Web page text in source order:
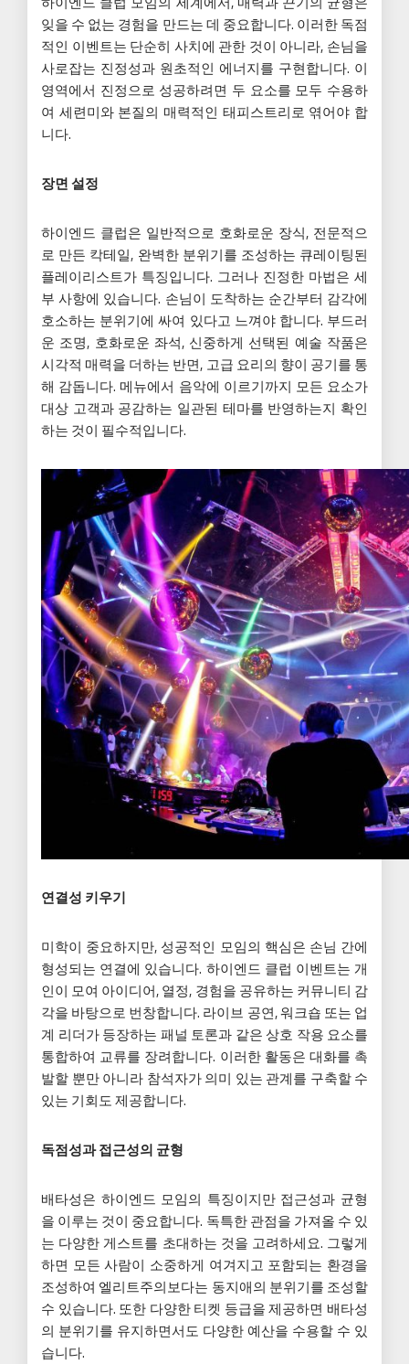
잊을 수 없는 경험을 만드는 데 중요합니다. 이러한 독점
적인 이벤트는 단순히 사치에 관한 것이 아니라, 손님을
사로잡는 진정성과 원초적인 에너지를 구현합니다. 이
영역에서 진정으로 성공하려면 두 요소를 모두 수용하
여 세련미와 본질의 매력적인 태피스트리로 엮어야 합
니다.
장면 설정
하이엔드 클럽은 일반적으로 호화로운 장식, 전문적으
로 만든 칵테일, 완벽한 분위기를 조성하는 큐레이팅된
플레이리스트가 특징입니다. 그러나 진정한 마법은 세
부 사항에 있습니다. 손님이 도착하는 순간부터 감각에
호소하는 분위기에 싸여 있다고 느껴야 합니다. 부드러
운 조명, 호화로운 좌석, 신중하게 선택된 예술 작품은
시각적 매력을 더하는 반면, 고급 요리의 향이 공기를 통
해 감돕니다. 메뉴에서 음악에 이르기까지 모든 요소가
대상 고객과 공감하는 일관된 테마를 반영하는지 확인
하는 것이 필수적입니다.
연결성 키우기
미학이 중요하지만, 성공적인 모임의 핵심은 손님 간에
형성되는 연결에 있습니다. 하이엔드 클럽 이벤트는 개
인이 모여 아이디어, 열정, 경험을 공유하는 커뮤니티 감
각을 바탕으로 번창합니다. 라이브 공연, 워크숍 또는 업
계 리더가 등장하는 패널 토론과 같은 상호 작용 요소를
통합하여 교류를 장려합니다. 이러한 활동은 대화를 촉
발할 뿐만 아니라 참석자가 의미 있는 관계를 구축할 수
있는 기회도 제공합니다.
독점성과 접근성의 균형
배타성은 하이엔드 모임의 특징이지만 접근성과 균형
을 이루는 것이 중요합니다. 독특한 관점을 가져올 수 있
는 다양한 게스트를 초대하는 것을 고려하세요. 그렇게
하면 모든 사람이 소중하게 여겨지고 포함되는 환경을
조성하여 엘리트주의보다는 동지애의 분위기를 조성할
수 있습니다. 또한 다양한 티켓 등급을 제공하면 배타성
의 분위기를 유지하면서도 다양한 예산을 수용할 수 있
습니다.